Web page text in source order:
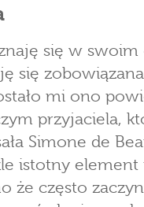
się w swoim
się
mi ono
przyjaciela,
Simone de
istotny element
że często